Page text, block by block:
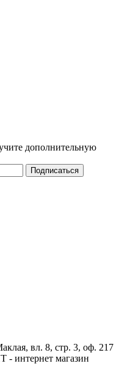
дополнительную
вл. 8, стр. 3, оф. 217
магазин